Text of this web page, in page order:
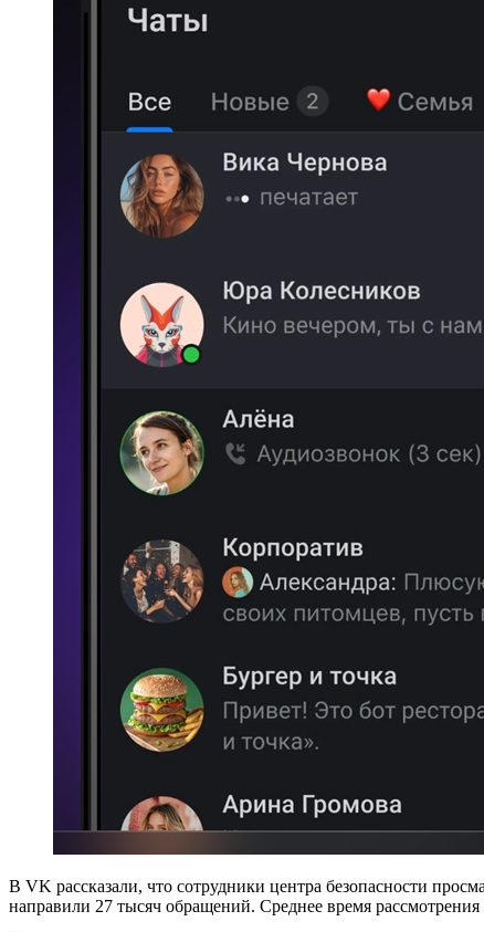
В VK рассказали, что сотрудники центра безопасности
направили 27 тысяч обращений. Среднее время